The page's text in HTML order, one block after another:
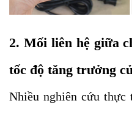
2. Mối liên hệ giữa
tốc độ tăng trưởng
Nhiều nghiên cứu thực